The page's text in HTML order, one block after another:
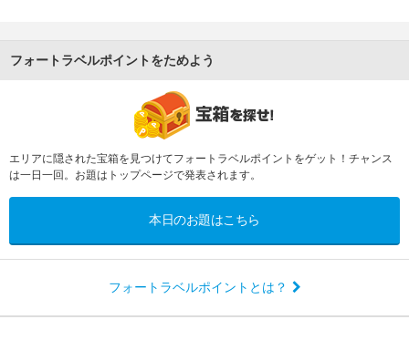
フォートラベルポイントをためよう
エリアに隠された宝箱を見つけてフォートラベルポイントをゲット！チャンス
は一日一回。お題はトップページで発表されます。
本日のお題はこちら
フォートラベルポイントとは？